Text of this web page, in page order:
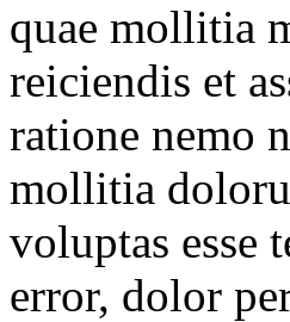
quae mollitia
reiciendis et
ratione nemo
mollitia
voluptas esse
error, dolor